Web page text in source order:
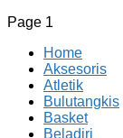
Page 1
Home
Aksesoris
Atletik
Bulutangkis
Basket
Beladiri